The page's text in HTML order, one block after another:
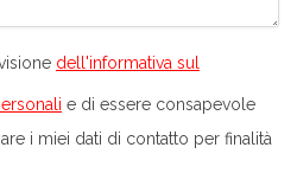
dell'informativa sul
e di essere consapevole
i miei dati di contatto per finalità